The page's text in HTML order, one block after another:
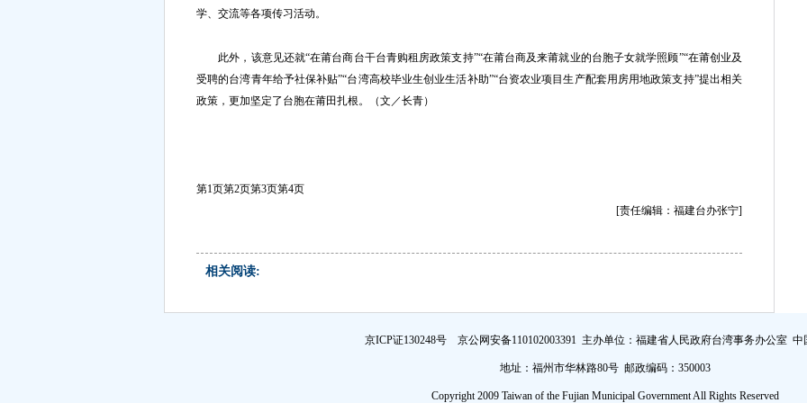
学、交流等各项传习活动。
此外，该意见还就“在莆台商台干台青购租房政策支持”“在莆台商及来莆就业的台胞子女就学照顾”“在莆创业及
受聘的台湾青年给予社保补贴”“台湾高校毕业生创业生活补助”“台资农业项目生产配套用房用地政策支持”提出相关
政策，更加坚定了台胞在莆田扎根。（文／长青）
第1页第2页第3页第4页
[责任编辑：福建台办张宁]
相关阅读:
京ICP证130248号 京公网安备110102003391 主办单位：福建省人民政府台湾事务办公室 中
地址：福州市华林路80号 邮政编码：350003
Copyright 2009 Taiwan of the Fujian Municipal Government All Rights Reserved